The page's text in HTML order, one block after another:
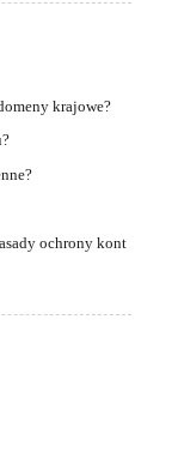
krajowe?
ochrony kont